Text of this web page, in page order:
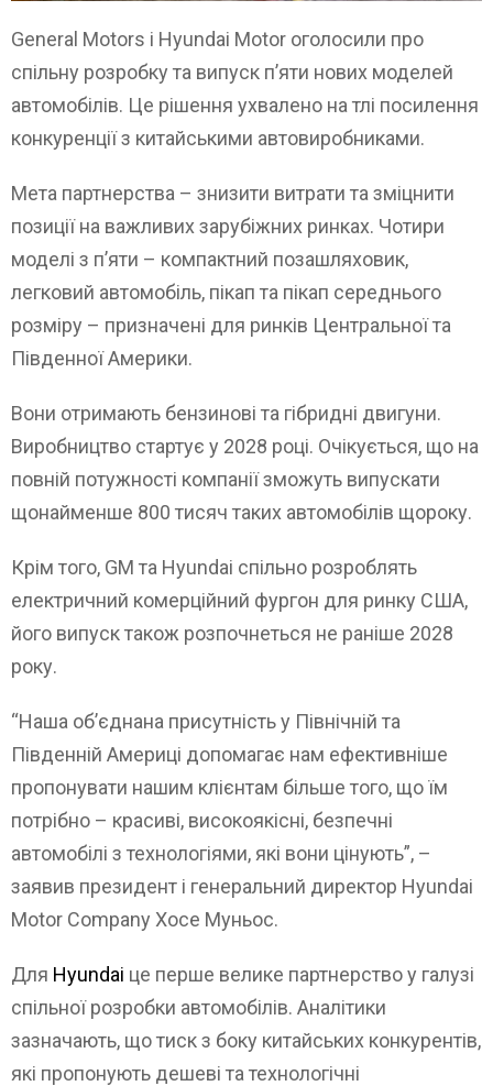
General Motors і Hyundai Motor оголосили про
спільну розробку та випуск п’яти нових моделей
автомобілів. Це рішення ухвалено на тлі посилення
конкуренції з китайськими автовиробниками.
Мета партнерства – знизити витрати та зміцнити
позиції на важливих зарубіжних ринках. Чотири
моделі з п’яти – компактний позашляховик,
легковий автомобіль, пікап та пікап середнього
розміру – призначені для ринків Центральної та
Південної Америки.
Вони отримають бензинові та гібридні двигуни.
Виробництво стартує у 2028 році. Очікується, що на
повній потужності компанії зможуть випускати
щонайменше 800 тисяч таких автомобілів щороку.
Крім того, GM та Hyundai спільно розроблять
електричний комерційний фургон для ринку США,
його випуск також розпочнеться не раніше 2028
року.
“Наша об’єднана присутність у Північній та
Південній Америці допомагає нам ефективніше
пропонувати нашим клієнтам більше того, що їм
потрібно – красиві, високоякісні, безпечні
автомобілі з технологіями, які вони цінують”, –
заявив президент і генеральний директор Hyundai
Motor Company Хосе Муньос.
Для Hyundai це перше велике партнерство у галузі
спільної розробки автомобілів. Аналітики
зазначають, що тиск з боку китайських конкурентів,
які пропонують дешеві та технологічні